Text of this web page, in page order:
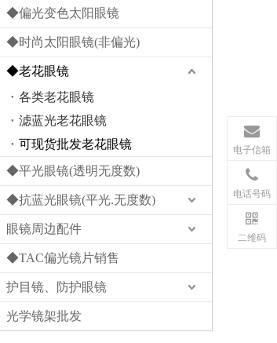
◆偏光变色太阳眼镜
◆时尚太阳眼镜(非偏光)
◆老花眼镜
各类老花眼镜
滤蓝光老花眼镜
可现货批发老花眼镜
◆平光眼镜(透明无度数)
◆抗蓝光眼镜(平光.无度数)
眼镜周边配件
◆TAC偏光镜片销售
护目镜、防护眼镜
光学镜架批发
电子信箱
电话号码
二维码